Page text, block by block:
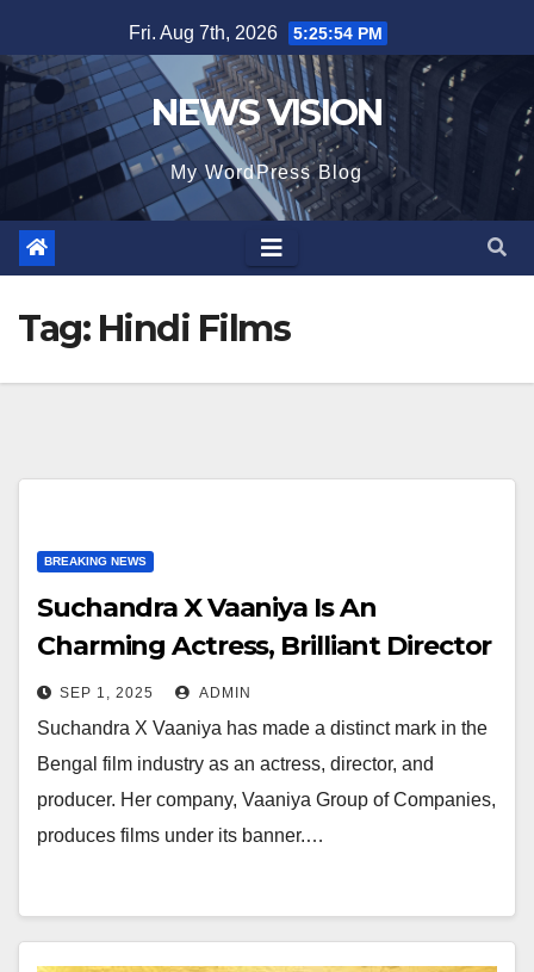
to
content
Fri. Aug 7th, 2026 5:25:56 PM
NEWS VISION
My WordPress Blog
Tag: Hindi Films
BREAKING NEWS
Suchandra X Vaaniya Is An
Charming Actress, Brilliant Director
And Producer In The Bengal Film
Industry
SEP 1, 2025 ADMIN
Suchandra X Vaaniya has made a distinct mark in the
Bengal film industry as an actress, director, and
producer. Her company, Vaaniya Group of Companies,
produces films under its banner.…